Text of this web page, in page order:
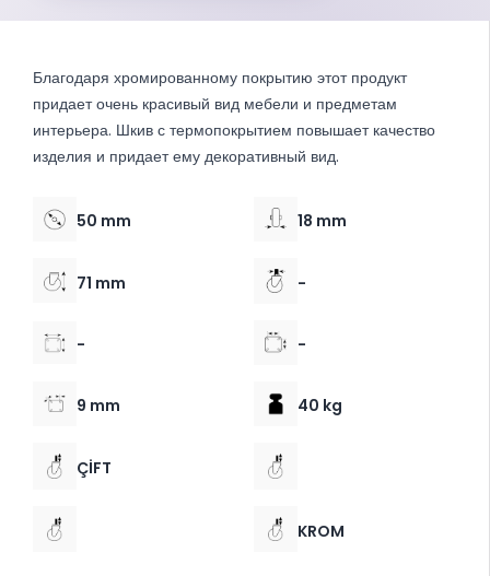
Благодаря хромированному покрытию этот продукт
придает очень красивый вид мебели и предметам
интерьера. Шкив с термопокрытием повышает качество
изделия и придает ему декоративный вид.
50 mm 18 mm
71 mm -
- -
9 mm 40 kg
ÇİFT
KROM